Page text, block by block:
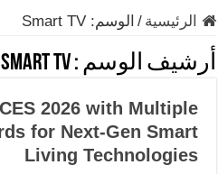
الرئيسية / الوسم:Smart TV
أرشيف الوسم :Smart TV
2026 with Multiple
for Next-Gen Smart
Living Technologies